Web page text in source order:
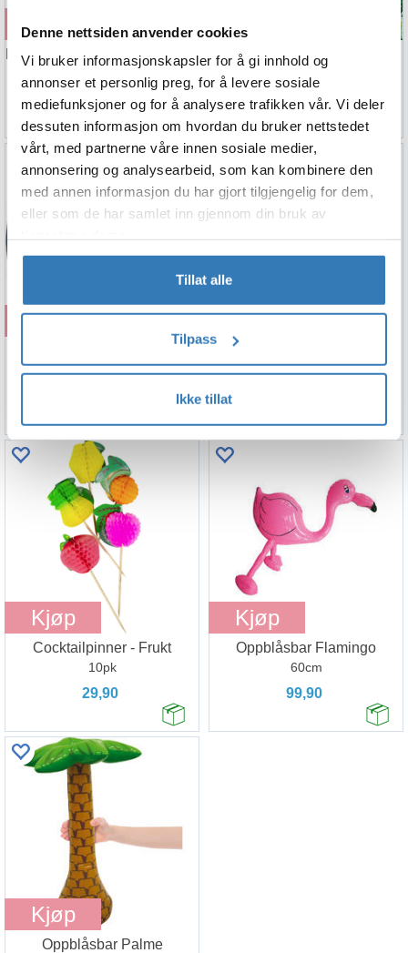
Denne nettsiden anvender cookies
Vi bruker informasjonskapsler for å gi innhold og
annonser et personlig preg, for å levere sosiale
mediefunksjoner og for å analysere trafikken vår. Vi deler
dessuten informasjon om hvordan du bruker nettstedet
vårt, med partnerne våre innen sosiale medier,
annonsering og analysearbeid, som kan kombinere den
med annen informasjon du har gjort tilgjengelig for dem,
eller som de har samlet inn gjennom din bruk av
Tillat alle
Tilpass
Ikke tillat
Kjøp
34,90
Kjøp
Papirservietter - Palme Luau
39,90
Kjøp
23cm - 8pk
Kjøp
Godteposer - Safari - Plast
22x18cm - 8pk
Kjøp
Cocktailpinner - Frukt
10pk
29,90
Kjøp
Oppblåsbar Flamingo
60cm
99,90
Kjøp
Oppblåsbar Palme